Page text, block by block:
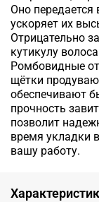
Оно передается
ускоряет их
Отрицательно
кутикулу
Ромбовидные
щётки
обеспечивают
прочность
позволит
время укладки
вашу работу.